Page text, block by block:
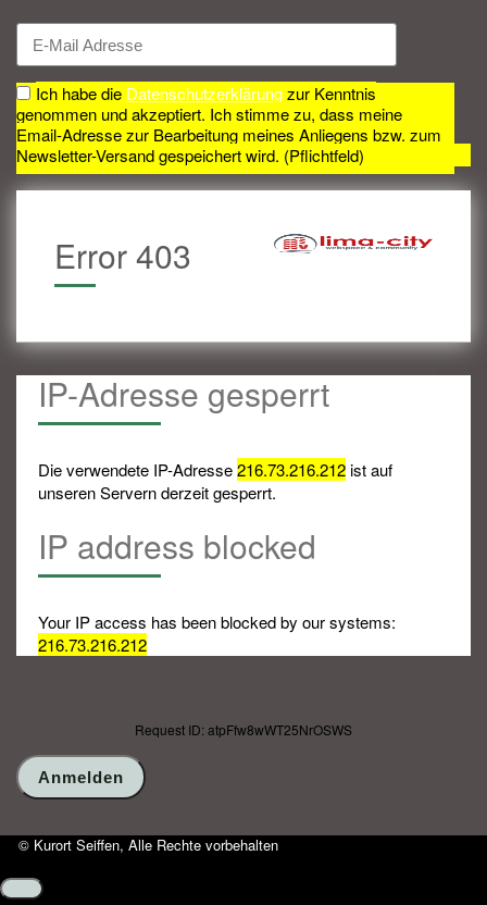
Ich habe die Datenschutzerklärungzur Kenntnis
genommen und akzeptiert. Ich stimme zu, dass meine
Email-Adresse zur Bearbeitung meines Anliegens bzw. zum
Newsletter-Versand gespeichert wird. (Pflichtfeld)
Error 403
IP-Adresse gesperrt
Die verwendete IP-Adresse216.73.216.212ist auf
unseren Servern derzeit gesperrt.
IP address blocked
Your IP access has been blocked by our systems:
216.73.216.212
Request ID: atpFfw8wWT25NrOSWS
© Kurort Seiffen, Alle Rechte vorbehalten